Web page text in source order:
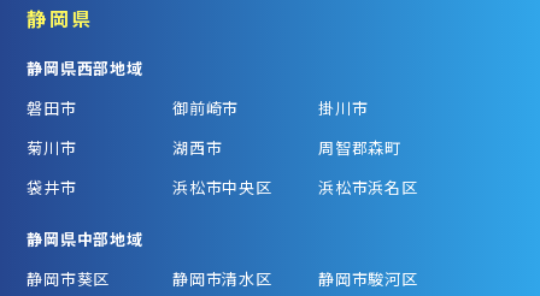
静岡県
静岡県西部地域
磐田市
御前崎市
掛川市
菊川市
湖西市
周智郡森町
袋井市
浜松市中央区 浜松市浜名区
静岡県中部地域
静岡市葵区
静岡市清水区
静岡市駿河区